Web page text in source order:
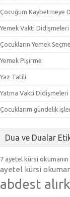
Çocuğum Kaybetmeye
Yemek Vakti Didişmeleri
Çocukların Yemek
Yemek Pişirme
Yaz Tatili
Yatma Vakti Didişmeleri
Çocuklarım gündelik
Dua ve Dualar
7 ayetel kürsi
ayetel kürsi
abdest